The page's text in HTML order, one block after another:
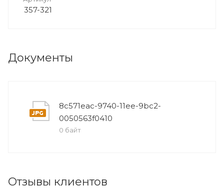
357-321
Документы
8c571eac-9740-11ee-9bc2-
0050563f0410
0 байт
Отзывы клиентов